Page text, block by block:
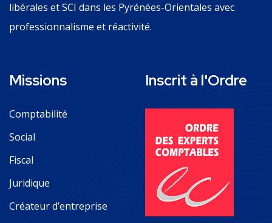
libérales et SCI dans les Pyrénées-Orientales avec
professionnalisme et réactivité.
Missions
Comptabilité
Social
Fiscal
Juridique
Créateur d’entreprise
Inscrit à l'Ordre